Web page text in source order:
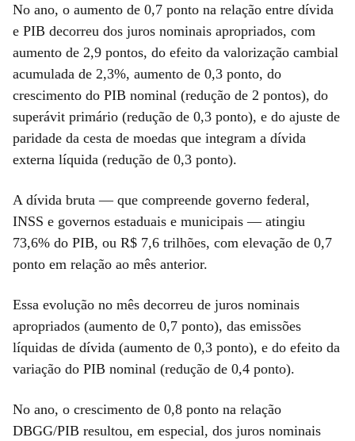
No ano, o aumento de 0,7 ponto na relação entre dívida
e PIB decorreu dos juros nominais apropriados, com
aumento de 2,9 pontos, do efeito da valorização cambial
acumulada de 2,3%, aumento de 0,3 ponto, do
crescimento do PIB nominal (redução de 2 pontos), do
superávit primário (redução de 0,3 ponto), e do ajuste de
paridade da cesta de moedas que integram a dívida
externa líquida (redução de 0,3 ponto).
A dívida bruta — que compreende governo federal,
INSS e governos estaduais e municipais — atingiu
73,6% do PIB, ou R$ 7,6 trilhões, com elevação de 0,7
ponto em relação ao mês anterior.
Essa evolução no mês decorreu de juros nominais
apropriados (aumento de 0,7 ponto), das emissões
líquidas de dívida (aumento de 0,3 ponto), e do efeito da
variação do PIB nominal (redução de 0,4 ponto).
No ano, o crescimento de 0,8 ponto na relação
DBGG/PIB resultou, em especial, dos juros nominais